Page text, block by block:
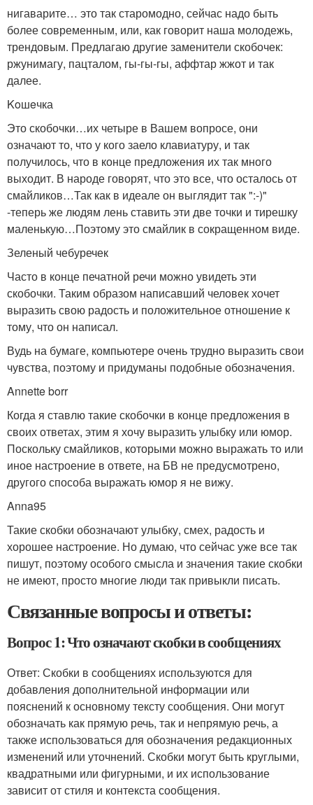
нигаварите… это так старомодно, сейчас надо быть
более современным, или, как говорит наша молодежь,
трендовым. Предлагаю другие заменители скобочек:
ржунимагу, пацталом, гы-гы-гы, аффтар жжот и так
далее.
Koшeчка
Это скобочки…их четыре в Вашем вопросе, они
означают то, что у кого заело клавиатуру, и так
получилось, что в конце предложения их так много
выходит. В народе говорят, что это все, что осталось от
смайликов…Так как в идеале он выглядит так ":-)"
-теперь же людям лень ставить эти две точки и тирешку
маленькую…Поэтому это смайлик в сокращенном виде.
Зеленый чебуречек
Часто в конце печатной речи можно увидеть эти
скобочки. Таким образом написавший человек хочет
выразить свою радость и положительное отношение к
тому, что он написал.
Вудь на бумаге, компьютере очень трудно выразить свои
чувства, поэтому и придуманы подобные обозначения.
Annette borr
Когда я ставлю такие скобочки в конце предложения в
своих ответах, этим я хочу выразить улыбку или юмор.
Поскольку смайликов, которыми можно выражать то или
иное настроение в ответе, на БВ не предусмотрено,
другого способа выражать юмор я не вижу.
Anna95
Такие скобки обозначают улыбку, смех, радость и
хорошее настроение. Но думаю, что сейчас уже все так
пишут, поэтому особого смысла и значения такие скобки
не имеют, просто многие люди так привыкли писать.
Связанные вопросы и ответы:
Вопрос 1: Что означают скобки в сообщениях
Ответ: Скобки в сообщениях используются для
добавления дополнительной информации или
пояснений к основному тексту сообщения. Они могут
обозначать как прямую речь, так и непрямую речь, а
также использоваться для обозначения редакционных
изменений или уточнений. Скобки могут быть круглыми,
квадратными или фигурными, и их использование
зависит от стиля и контекста сообщения.